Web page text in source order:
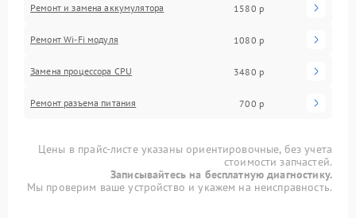
Ремонт и замена аккумулятора 1580 р
Ремонт Wi-Fi модуля 1080 р
Замена процессора CPU 3480 р
Ремонт разъема питания 700 р
Цены в прайс-листе указаны ориентировочные, без учета
стоимости запчастей.
Записывайтесь на бесплатную диагностику.
Мы проверим ваше устройство и укажем на неисправность.